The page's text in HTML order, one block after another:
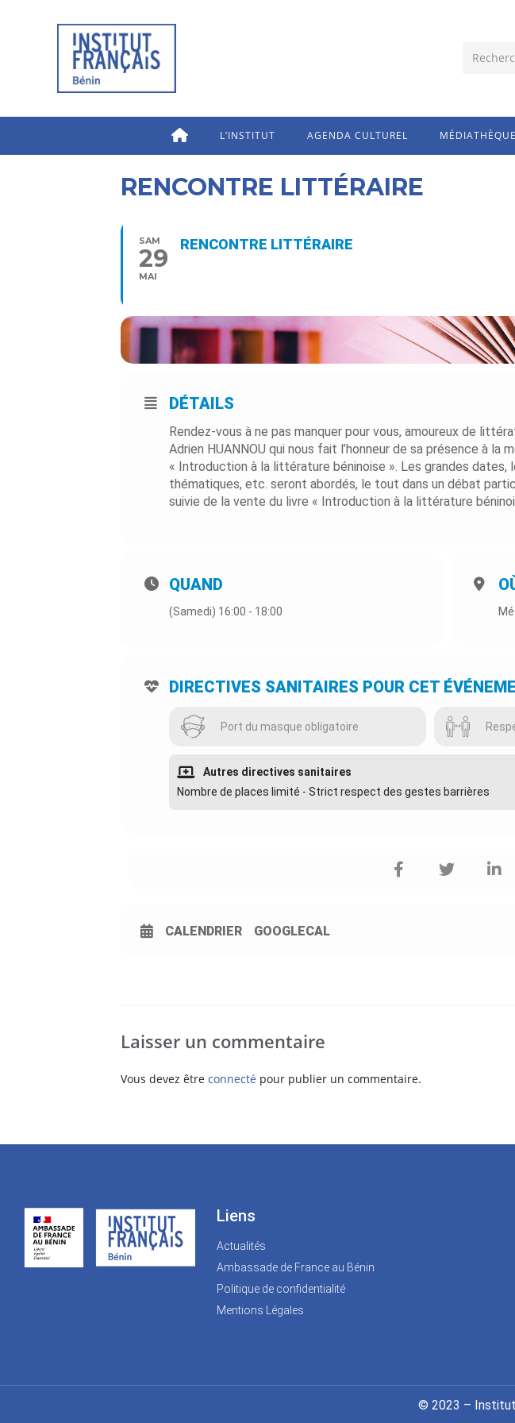
L’INSTITUT AGENDA CULTUREL MÉDIATHÈQUE
RENCONTRE LITTÉRAIRE
SAM
29
MAI
RENCONTRE LITTÉRAIRE
DÉTAILS
Rendez-vous à ne pas manquer pour vous, amoureux de
Adrien HUANNOU qui nous fait l’honneur de sa présence à la
« Introduction à la littérature béninoise ». Les grandes dates,
thématiques, etc. seront abordés, le tout dans un débat
suivie de la vente du livre « Introduction à la littérature
QUAND
(Samedi) 16:00 - 18:00
DIRECTIVES SANITAIRES POUR CET
Port du masque obligatoire
Autres directives sanitaires
Nombre de places limité - Strict respect des gestes barrières
CALENDRIER GOOGLECAL
Laisser un commentaire
Vous devez être connecté pour publier un commentaire.
Liens
Actualités
Ambassade de France au Bénin
Politique de confidentialité
Mentions Légales
© 2023 – Institut